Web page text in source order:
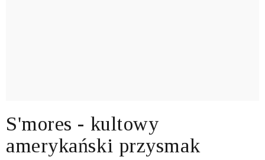
S'mores - kultowy
amerykański przysmak